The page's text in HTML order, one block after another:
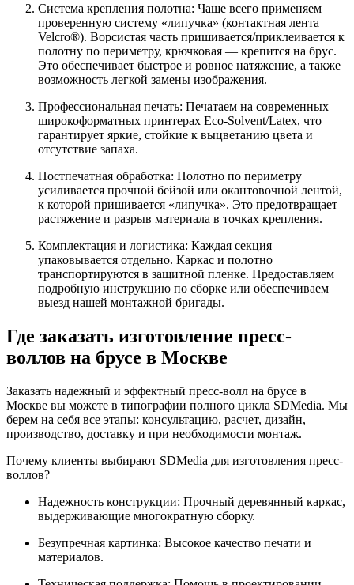
Система крепления полотна: Чаще всего применяем
проверенную систему «липучка» (контактная лента
Velcro®). Ворсистая часть пришивается/приклеивается к
полотну по периметру, крючковая — крепится на брус.
Это обеспечивает быстрое и ровное натяжение, а также
возможность легкой замены изображения.
Профессиональная печать: Печатаем на современных
широкоформатных принтерах Eco-Solvent/Latex, что
гарантирует яркие, стойкие к выцветанию цвета и
отсутствие запаха.
Постпечатная обработка: Полотно по периметру
усиливается прочной бейзой или окантовочной лентой,
к которой пришивается «липучка». Это предотвращает
растяжение и разрыв материала в точках крепления.
Комплектация и логистика: Каждая секция
упаковывается отдельно. Каркас и полотно
транспортируются в защитной пленке. Предоставляем
подробную инструкцию по сборке или обеспечиваем
выезд нашей монтажной бригады.
Где заказать изготовление пресс-
воллов на брусе в Москве
Заказать надежный и эффектный пресс-волл на брусе в
Москве вы можете в типографии полного цикла SDMedia. Мы
берем на себя все этапы: консультацию, расчет, дизайн,
производство, доставку и при необходимости монтаж.
Почему клиенты выбирают SDMedia для изготовления пресс-
воллов?
Надежность конструкции: Прочный деревянный каркас,
выдерживающие многократную сборку.
Безупречная картинка: Высокое качество печати и
материалов.